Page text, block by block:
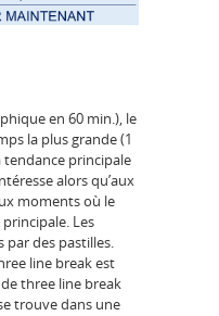
en 60 min.), le
la plus grande (1
principale
alors qu’aux
moments où le
Les
par des pastilles.
line break est
three line break
trouve dans une